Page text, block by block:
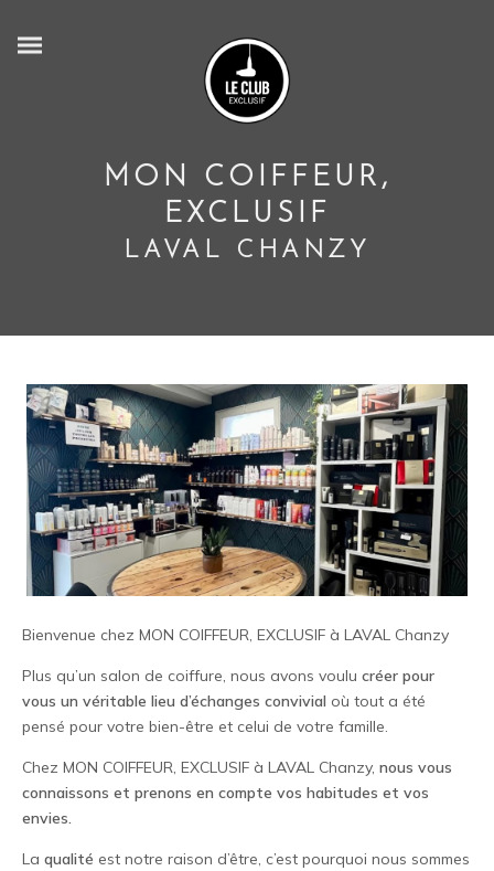
MON COIFFEUR,
EXCLUSIF
LAVAL CHANZY
Bienvenue chez MON COIFFEUR, EXCLUSIF à LAVAL Chanzy
Plus qu’un salon de coiffure, nous avons voulu créer pour
vous un véritable lieu d’échanges convivial où tout a été
pensé pour votre bien-être et celui de votre famille.
Chez MON COIFFEUR, EXCLUSIF à LAVAL Chanzy, nous vous
connaissons et prenons en compte vos habitudes et vos
envies.
La qualité est notre raison d’être, c’est pourquoi nous sommes